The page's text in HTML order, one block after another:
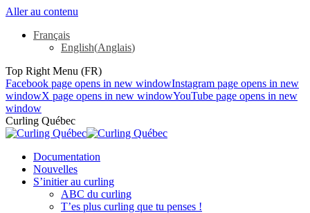
Aller au contenu
Français
English(Anglais)
Top Right Menu (FR)
Facebook page opens in new windowInstagram page opens in new
windowX page opens in new windowYouTube page opens in new
window
Curling Québec
Documentation
Nouvelles
S’initier au curling
ABC du curling
T’es plus curling que tu penses !